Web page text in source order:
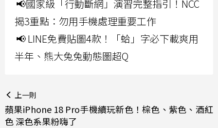
📢國家級「行動斷網」演習完整指引！NCC
揭3重點：勿用手機處理重要工作
📢 LINE免費貼圖4款！「蛤」字必下載爽用
半年、熊大兔兔動態圖超Q
上一則
蘋果iPhone 18 Pro手機續玩新色！棕色、紫色、酒紅
色 深色系果粉嗨了